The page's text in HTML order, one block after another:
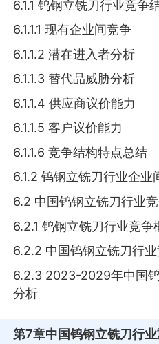
6.1.1 钨钢立铣刀行业竞争
6.1.1.1 现有企业间竞争
6.1.1.2 潜在进入者分析
6.1.1.3 替代品威胁分析
6.1.1.4 供应商议价能力
6.1.1.5 客户议价能力
6.1.1.6 竞争结构特点总结
6.1.2 钨钢立铣刀行业企业
6.2 中国钨钢立铣刀行业
6.2.1 钨钢立铣刀行业竞争
6.2.2 中国钨钢立铣刀行
6.2.3 2023-2029年中国
分析
第7章中国钨钢立铣刀行